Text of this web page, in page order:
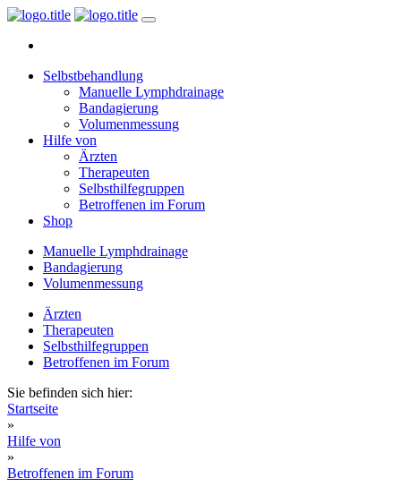
Selbstbehandlung
Manuelle Lymphdrainage
Bandagierung
Volumenmessung
Hilfe von
Ärzten
Therapeuten
Selbsthilfegruppen
Betroffenen im Forum
Shop
Manuelle Lymphdrainage
Bandagierung
Volumenmessung
Ärzten
Therapeuten
Selbsthilfegruppen
Betroffenen im Forum
Sie befinden sich hier:
Startseite
»
Hilfe von
»
Betroffenen im Forum